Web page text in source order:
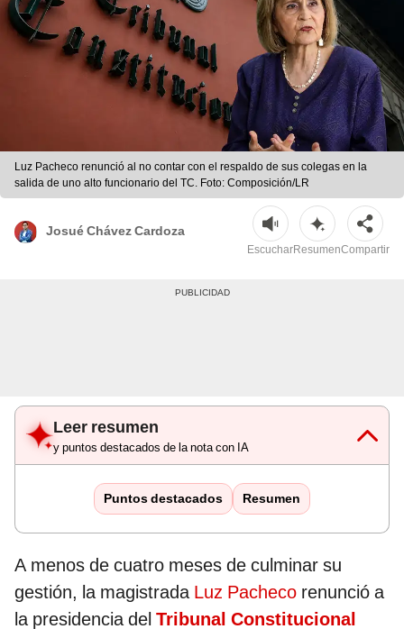
Luz Pacheco renunció al no contar con el respaldo de sus colegas en la
salida de uno alto funcionario del TC. Foto: Composición/LR
Josué Chávez Cardoza
EscucharResumenCompartir
Leer resumen
y puntos destacados de la nota con IA
Puntos destacados Resumen
A menos de cuatro meses de culminar su
gestión, la magistrada Luz Pacheco renunció a
la presidencia del Tribunal Constitucional